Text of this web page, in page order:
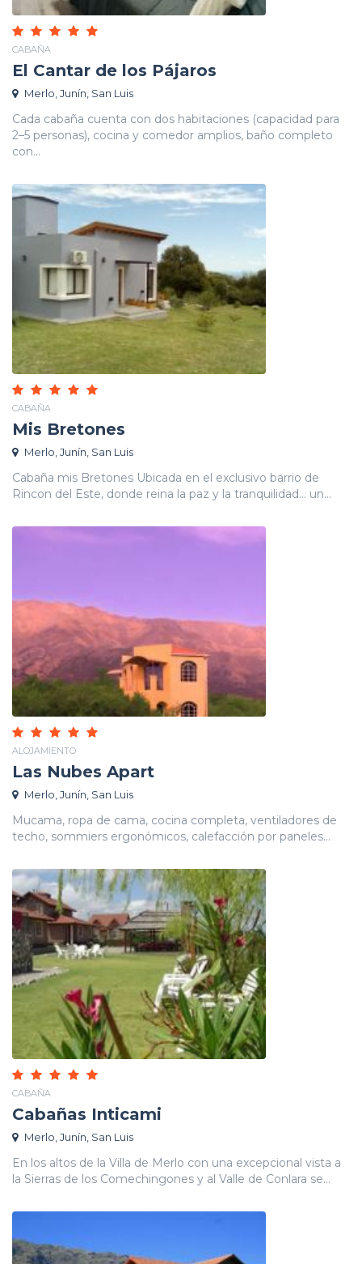
CABAÑA
El Cantar de los Pájaros
Merlo, Junín, San Luis
Cada cabaña cuenta con dos habitaciones (capacidad para
2–5 personas), cocina y comedor amplios, baño completo
con...
CABAÑA
Mis Bretones
Merlo, Junín, San Luis
Cabaña mis Bretones Ubicada en el exclusivo barrio de
Rincon del Este, donde reina la paz y la tranquilidad... un...
ALOJAMIENTO
Las Nubes Apart
Merlo, Junín, San Luis
Mucama, ropa de cama, cocina completa, ventiladores de
techo, sommiers ergonómicos, calefacción por paneles...
CABAÑA
Cabañas Inticami
Merlo, Junín, San Luis
En los altos de la Villa de Merlo con una excepcional vista a
la Sierras de los Comechingones y al Valle de Conlara se...